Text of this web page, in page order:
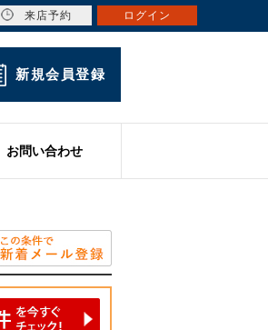
新規会員登録
お問い合わせ
来店予約 ログイン